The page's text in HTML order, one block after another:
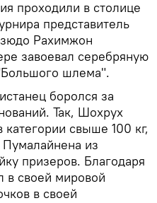
проходили в столице
представитель
Рахимжон
завоевал серебряную
шлема".
боролся за
Так, Шохрух
свыше 100 кг,
из
призеров. Благодаря
в своей мировой
в своей